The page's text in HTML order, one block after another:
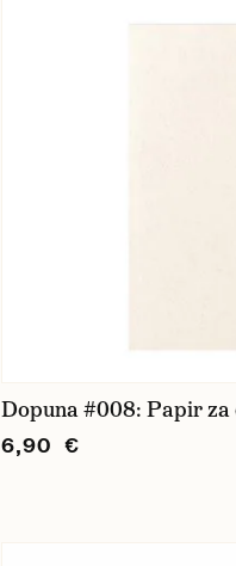
Dopuna #008: Papir
6,90 €